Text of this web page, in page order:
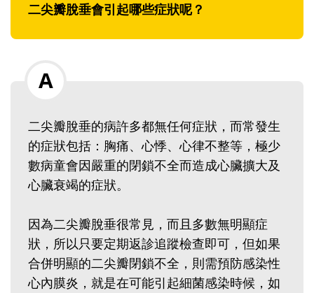
二尖瓣脫垂會引起哪些症狀呢？
二尖瓣脫垂的病許多都無任何症狀，而常發生
的症狀包括：胸痛、心悸、心律不整等，極少
數病童會因嚴重的閉鎖不全而造成心臟擴大及
心臟衰竭的症狀。
因為二尖瓣脫垂很常見，而且多數無明顯症
狀，所以只要定期返診追蹤檢查即可，但如果
合併明顯的二尖瓣閉鎖不全，則需預防感染性
心內膜炎，就是在可能引起細菌感染時候，如